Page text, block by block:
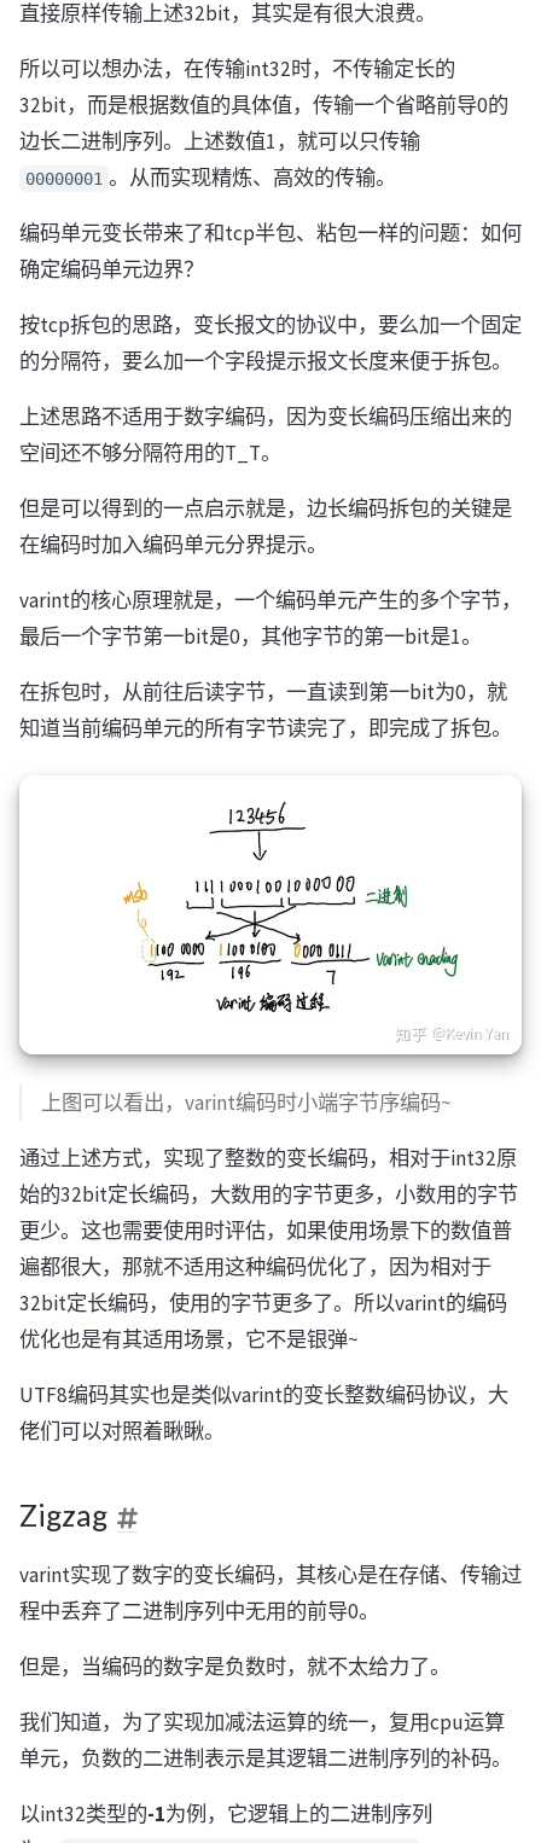
直接原样传输上述32bit，其实是有很大浪费。
所以可以想办法，在传输int32时，不传输定长的
32bit，而是根据数值的具体值，传输一个省略前导0的
边长二进制序列。上述数值1，就可以只传输
00000001 。从而实现精炼、高效的传输。
编码单元变长带来了和tcp半包、粘包一样的问题：如何
确定编码单元边界？
按tcp拆包的思路，变长报文的协议中，要么加一个固定
的分隔符，要么加一个字段提示报文长度来便于拆包。
上述思路不适用于数字编码，因为变长编码压缩出来的
空间还不够分隔符用的T_T。
但是可以得到的一点启示就是，边长编码拆包的关键是
在编码时加入编码单元分界提示。
varint的核心原理就是，一个编码单元产生的多个字节，
最后一个字节第一bit是0，其他字节的第一bit是1。
在拆包时，从前往后读字节，一直读到第一bit为0，就
知道当前编码单元的所有字节读完了，即完成了拆包。
上图可以看出，varint编码时小端字节序编码~
通过上述方式，实现了整数的变长编码，相对于int32原
始的32bit定长编码，大数用的字节更多，小数用的字节
更少。这也需要使用时评估，如果使用场景下的数值普
遍都很大，那就不适用这种编码优化了，因为相对于
32bit定长编码，使用的字节更多了。所以varint的编码
优化也是有其适用场景，它不是银弹~
UTF8编码其实也是类似varint的变长整数编码协议，大
佬们可以对照着瞅瞅。
Zigzag
varint实现了数字的变长编码，其核心是在存储、传输过
程中丢弃了二进制序列中无用的前导0。
但是，当编码的数字是负数时，就不太给力了。
我们知道，为了实现加减法运算的统一，复用cpu运算
单元，负数的二进制表示是其逻辑二进制序列的补码。
以int32类型的-1为例，它逻辑上的二进制序列